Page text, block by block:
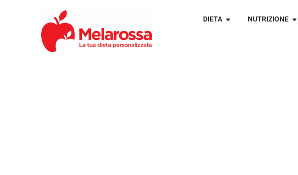
DIETA NUTRIZIONE